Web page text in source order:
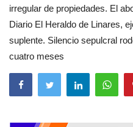
irregular de propiedades. El
Diario El Heraldo de Linares,
suplente. Silencio sepulcral
cuatro meses